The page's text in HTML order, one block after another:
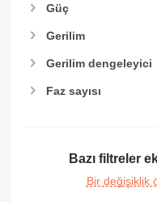
Güç
Gerilim
Gerilim dengeleyici
Faz sayısı
Bazı filtreler
Bir değişiklik